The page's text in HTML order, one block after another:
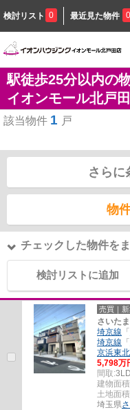
検討リスト 0 最近見た物件 0
駅徒歩25分以内の
イオンモール北戸
該当物件 1 戸
さらに
物
チェックした物件を
検討リストに追加
売買｜
さいた
埼京線 「
埼京線 「
京浜東
5,798万
間取:
建物面
土地面
埼玉県